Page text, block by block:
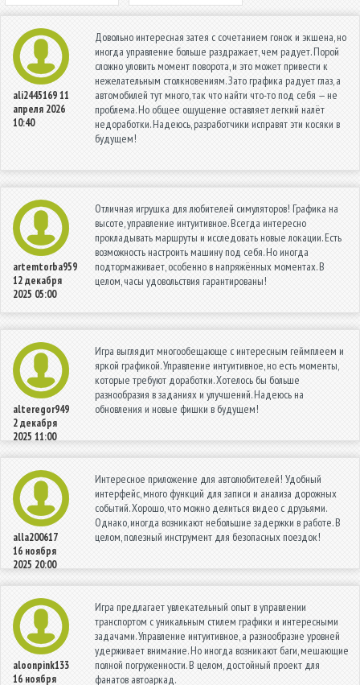
ali244516911
апреля 2026
10:40
Довольно интересная затея с сочетанием гонок и экшена, но
иногда управление больше раздражает, чем радует. Порой
сложно уловить момент поворота, и это может привести к
нежелательным столкновениям. Зато графика радует глаз, а
автомобилей тут много, так что найти что-то под себя — не
проблема. Но общее ощущение оставляет легкий налёт
недоработки. Надеюсь, разработчики исправят эти косяки в
будущем!
artemtorba959
12 декабря
2025 05:00
Отличная игрушка для любителей симуляторов! Графика на
высоте, управление интуитивное. Всегда интересно
прокладывать маршруты и исследовать новые локации. Есть
возможность настроить машину под себя. Но иногда
подтормаживает, особенно в напряжённых моментах. В
целом, часы удовольствия гарантированы!
alteregor949
2 декабря
2025 11:00
Игра выглядит многообещающе с интересным геймплеем и
яркой графикой. Управление интуитивное, но есть моменты,
которые требуют доработки. Хотелось бы больше
разнообразия в заданиях и улучшений. Надеюсь на
обновления и новые фишки в будущем!
alla200617
16 ноября
2025 20:00
Интересное приложение для автолюбителей! Удобный
интерфейс, много функций для записи и анализа дорожных
событий. Хорошо, что можно делиться видео с друзьями.
Однако, иногда возникают небольшие задержки в работе. В
целом, полезный инструмент для безопасных поездок!
aloonpink133
16 ноября
Игра предлагает увлекательный опыт в управлении
транспортом с уникальным стилем графики и интересными
задачами. Управление интуитивное, а разнообразие уровней
удерживает внимание. Но иногда возникают баги, мешающие
полной погруженности. В целом, достойный проект для
фанатов автоаркад.